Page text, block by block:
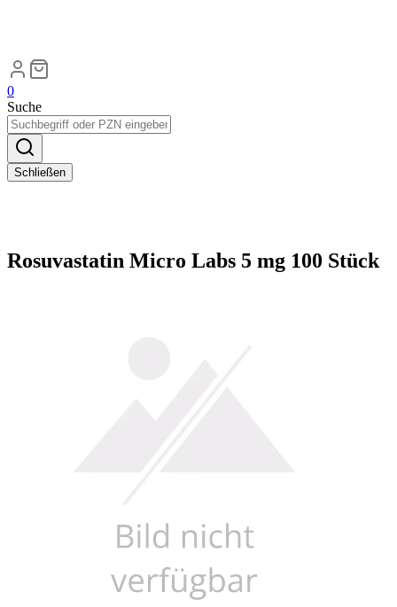
0
Suche
Schließen
Rosuvastatin Micro Labs 5 mg 100 Stück